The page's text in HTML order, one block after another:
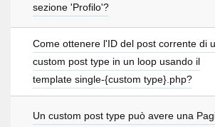
sezione 'Profilo'?
Come ottenere l'ID del post corrente di
custom post type in un loop usando il
template single-{custom type}.php?
Un custom post type può avere una